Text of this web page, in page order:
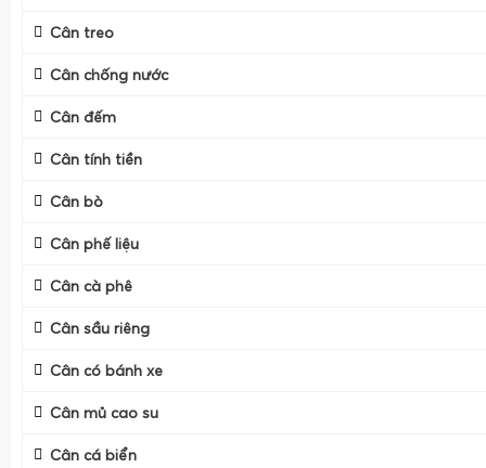
Cân treo
Cân chống nước
Cân đếm
Cân tính tiền
Cân bò
Cân phế liệu
Cân cà phê
Cân sầu riêng
Cân có bánh xe
Cân mủ cao su
Cân cá biển